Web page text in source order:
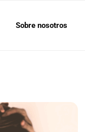
Sobre nosotros